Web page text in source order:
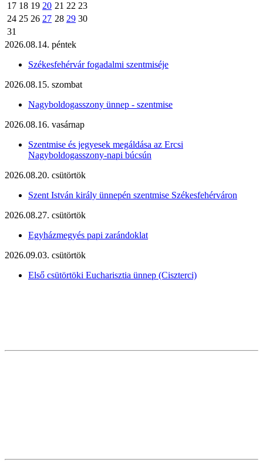
17 18 19 20 21 22 23
24 25 26 27 28 29 30
31
2026.08.14. péntek
Székesfehérvár fogadalmi szentmiséje
2026.08.15. szombat
Nagyboldogasszony ünnep - szentmise
2026.08.16. vasárnap
Szentmise és jegyesek megáldása az Ercsi
Nagyboldogasszony-napi búcsún
2026.08.20. csütörtök
Szent István király ünnepén szentmise Székesfehérváron
2026.08.27. csütörtök
Egyházmegyés papi zarándoklat
2026.09.03. csütörtök
Első csütörtöki Eucharisztia ünnep (Ciszterci)